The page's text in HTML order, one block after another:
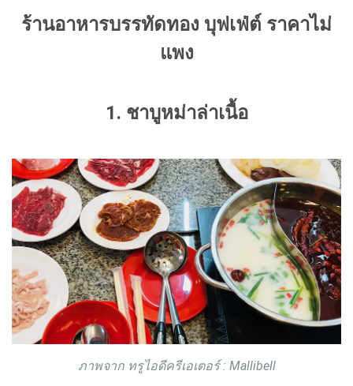
ร้านอาหารบรรทัดทอง บุฟเฟ่ต์ ราคาไม่
แพง
1. ชาบูหม่าล่าเนื้อ
ภาพจาก ทรูไอดีครีเอเตอร์ : Mallibell